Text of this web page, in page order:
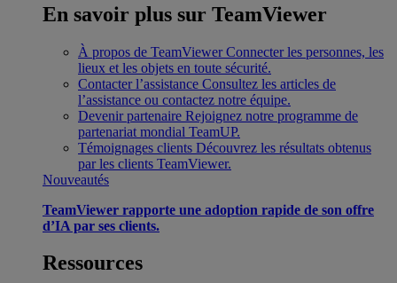
En savoir plus sur TeamViewer
À propos de TeamViewer Connecter les personnes, les
lieux et les objets en toute sécurité.
Contacter l’assistance Consultez les articles de
l’assistance ou contactez notre équipe.
Devenir partenaire Rejoignez notre programme de
partenariat mondial TeamUP.
Témoignages clients Découvrez les résultats obtenus
par les clients TeamViewer.
Nouveautés
TeamViewer rapporte une adoption rapide de son offre
d’IA par ses clients.
Ressources